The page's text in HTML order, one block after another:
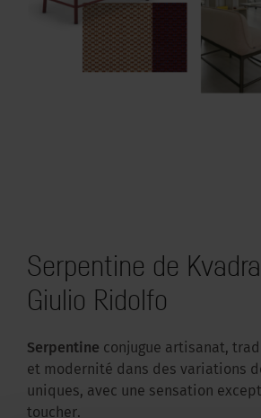
Serpentine de
Giulio Ridolfo
Serpentine conjugue artisanat,
et modernité dans des variations
uniques, avec une sensation
toucher.